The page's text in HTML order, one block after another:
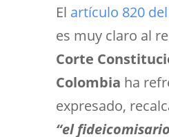
El artículo 820
es muy claro al
Corte
Colombia ha
expresado,
“el